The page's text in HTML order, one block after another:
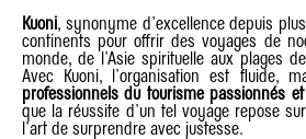
Kuoni, synonyme d’excellence depuis
continents pour offrir des voyages de
monde, de l’Asie spirituelle aux plages
Avec Kuoni, l’organisation est fluide,
professionnels du tourisme passionnés
que la réussite d’un tel voyage repose
l’art de surprendre avec justesse.